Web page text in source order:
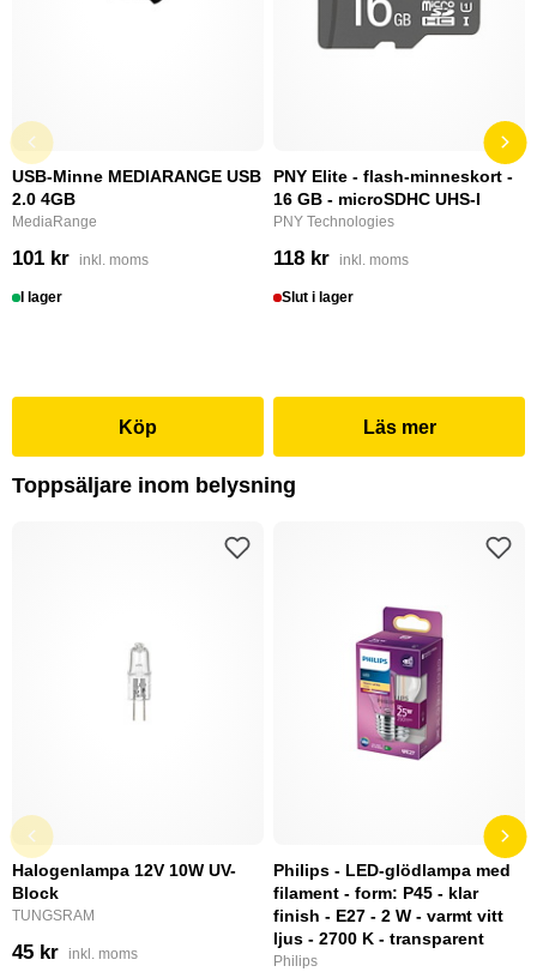
USB-Minne MEDIARANGE USB
2.0 4GB
MediaRange
101 kr inkl. moms
I lager
Köp
PNY Elite - flash-minneskort -
16 GB - microSDHC UHS-I
PNY Technologies
118 kr inkl. moms
Slut i lager
Läs mer
Toppsäljare inom belysning
Halogenlampa 12V 10W UV-
Block
TUNGSRAM
45 kr inkl. moms
Philips - LED-glödlampa med
filament - form: P45 - klar
finish - E27 - 2 W - varmt vitt
ljus - 2700 K - transparent
Philips